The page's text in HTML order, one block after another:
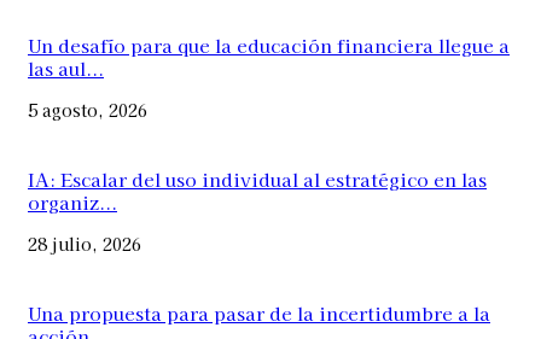
Un desafío para que la educación financiera llegue a
las aul...
5 agosto, 2026
IA: Escalar del uso individual al estratégico en las
organiz...
28 julio, 2026
Una propuesta para pasar de la incertidumbre a la